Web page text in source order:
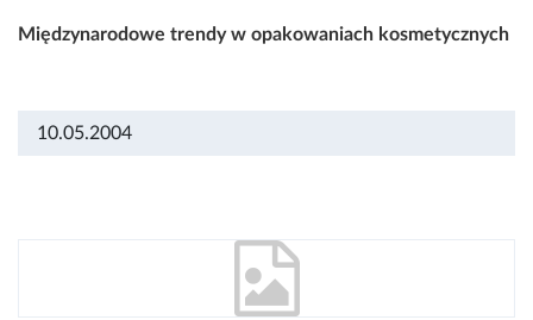
Międzynarodowe trendy w opakowaniach kosmetycznych
10.05.2004